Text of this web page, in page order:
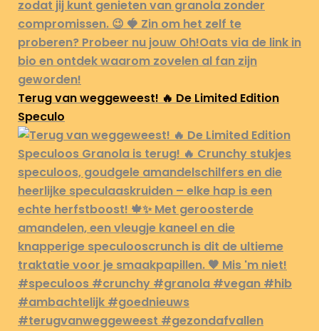
Terug van weggeweest! 🔥 De Limited Edition
Speculo